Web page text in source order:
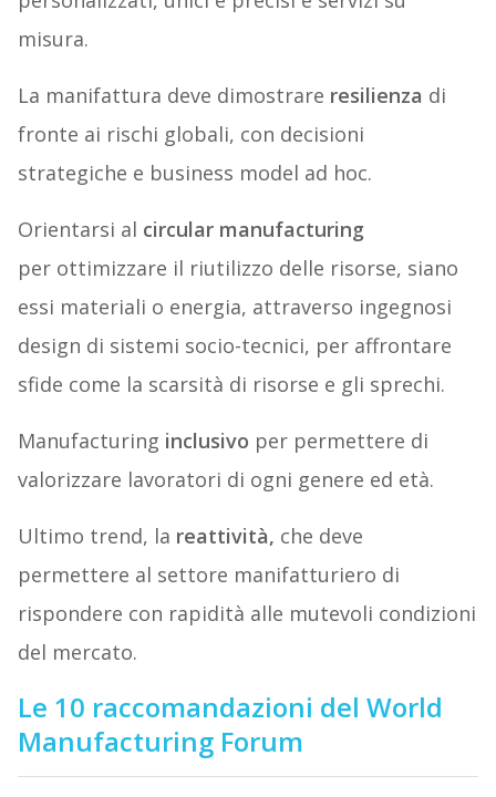
misura.
La manifattura deve dimostrare resilienza di
fronte ai rischi globali, con decisioni
strategiche e business model ad hoc.
Orientarsi al circular manufacturing
per ottimizzare il riutilizzo delle risorse, siano
essi materiali o energia, attraverso ingegnosi
design di sistemi socio-tecnici, per affrontare
sfide come la scarsità di risorse e gli sprechi.
Manufacturing inclusivo per permettere di
valorizzare lavoratori di ogni genere ed età.
Ultimo trend, la reattività, che deve
permettere al settore manifatturiero di
rispondere con rapidità alle mutevoli condizioni
del mercato.
Le 10 raccomandazioni del World
Manufacturing Forum